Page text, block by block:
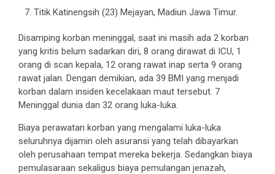
Titik Katinengsih (23) Mejayan, Madiun Jawa Timur.
Disamping korban meninggal, saat ini masih ada 2 korban
yang kritis belum sadarkan diri, 8 orang dirawat di ICU, 1
orang di scan kepala, 12 orang rawat inap serta 9 orang
rawat jalan. Dengan demikian, ada 39 BMI yang menjadi
korban dalam insiden kecelakaan maut tersebut. 7
Meninggal dunia dan 32 orang luka-luka.
Biaya perawatan korban yang mengalami luka-luka
seluruhnya dijamin oleh asuransi yang telah dibayarkan
oleh perusahaan tempat mereka bekerja. Sedangkan biaya
pemulasaraan sekaligus biaya pemulangan jenazah,